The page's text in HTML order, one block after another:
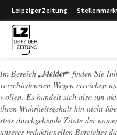
Leipziger Zeitung
Im Bereich „Melder“ finden Sie
verschiedensten Wegen erreichen
wollen. Es handelt sich also um
ihren Wahrheitsgehalt hin nicht
stets durchgehende Zitate der
unseres redaktionellen Bereiches